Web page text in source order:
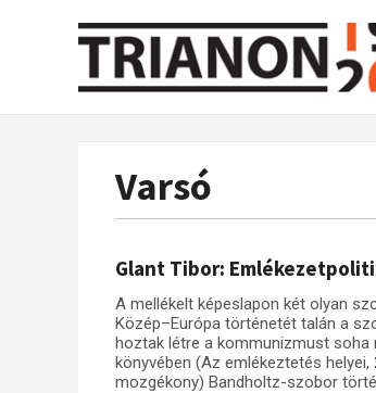
Varsó
Glant Tibor:
A mellékelt képeslapon két olyan
Közép–Európa történetét talán a
hoztak létre a kommunizmust soha
könyvében (Az emlékeztetés
mozgékony) Bandholtz-szobor